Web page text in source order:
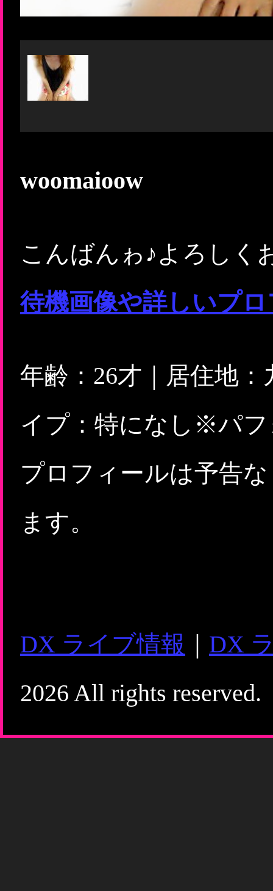
woomaioow
こんばんゎ♪よろしく
待機画像や詳しいプ
年齢：26才｜居住地
イプ：特になし※パフ
プロフィールは予告
ます。
DX ライブ情報
DX
2026 All rights reserved.